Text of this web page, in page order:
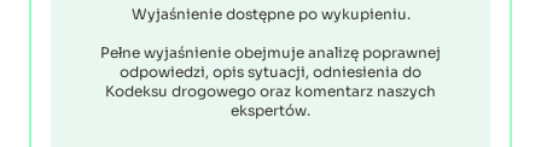
Wyjaśnienie dostępne po wykupieniu.
Pełne wyjaśnienie obejmuje analizę poprawnej
odpowiedzi, opis sytuacji, odniesienia do
Kodeksu drogowego oraz komentarz naszych
ekspertów.